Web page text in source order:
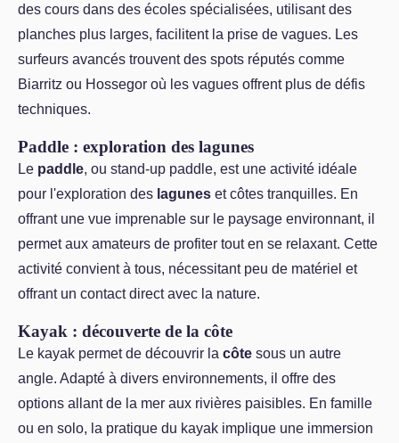
des cours dans des écoles spécialisées, utilisant des
planches plus larges, facilitent la prise de vagues. Les
surfeurs avancés trouvent des spots réputés comme
Biarritz ou Hossegor où les vagues offrent plus de défis
techniques.
Paddle : exploration des lagunes
Le paddle, ou stand-up paddle, est une activité idéale
pour l'exploration des lagunes et côtes tranquilles. En
offrant une vue imprenable sur le paysage environnant, il
permet aux amateurs de profiter tout en se relaxant. Cette
activité convient à tous, nécessitant peu de matériel et
offrant un contact direct avec la nature.
Kayak : découverte de la côte
Le kayak permet de découvrir la côte sous un autre
angle. Adapté à divers environnements, il offre des
options allant de la mer aux rivières paisibles. En famille
ou en solo, la pratique du kayak implique une immersion